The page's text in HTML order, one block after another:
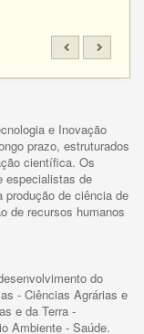
e Inovação
prazo, estruturados
científica. Os
especialistas de
produção de ciência de
de recursos humanos
do
- Ciências Agrárias e
e da Terra -
Ambiente - Saúde.